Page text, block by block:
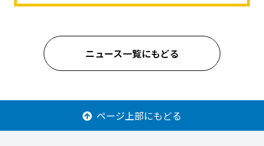
ニュース一覧にもどる
ページ上部にもどる